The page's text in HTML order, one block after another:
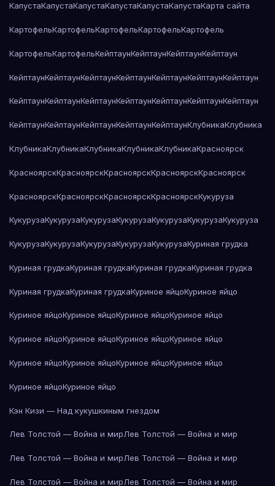
КапустаКапустаКапустаКапустаКапустаКапустаКарта сайта
КартофельКартофельКартофельКартофельКартофель
КартофельКартофельКейптаунКейптаунКейптаунКейптаун
КейптаунКейптаунКейптаунКейптаунКейптаунКейптаунКейптаун
КейптаунКейптаунКейптаунКейптаунКейптаунКейптаунКейптаун
КейптаунКейптаунКейптаунКейптаунКейптаунКлубникаКлубника
КлубникаКлубникаКлубникаКлубникаКлубникаКрасноярск
КрасноярскКрасноярскКрасноярскКрасноярскКрасноярск
КрасноярскКрасноярскКрасноярскКрасноярскКукуруза
КукурузаКукурузаКукурузаКукурузаКукурузаКукурузаКукуруза
КукурузаКукурузаКукурузаКукурузаКукурузаКуриная грудка
Куриная грудкаКуриная грудкаКуриная грудкаКуриная грудка
Куриная грудкаКуриная грудкаКуриное яйцоКуриное яйцо
Куриное яйцоКуриное яйцоКуриное яйцоКуриное яйцо
Куриное яйцоКуриное яйцоКуриное яйцоКуриное яйцо
Куриное яйцоКуриное яйцоКуриное яйцоКуриное яйцо
Куриное яйцоКуриное яйцо
Кэн Кизи — Над кукушкиным гнездом
Лев Толстой — Война и мирЛев Толстой — Война и мир
Лев Толстой — Война и мирЛев Толстой — Война и мир
Лев Толстой — Война и мирЛев Толстой — Война и мир